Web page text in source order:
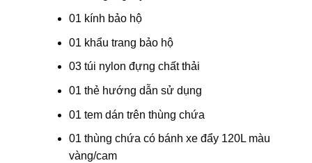
01 kính bảo hộ
01 khẩu trang bảo hộ
03 túi nylon đựng chất thải
01 thẻ hướng dẫn sử dụng
01 tem dán trên thùng chứa
01 thùng chứa có bánh xe đẩy 120L màu
vàng/cam